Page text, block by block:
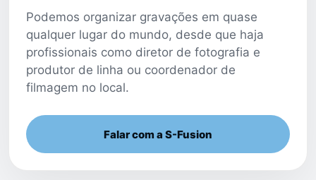
Podemos organizar gravações em quase
qualquer lugar do mundo, desde que haja
profissionais como diretor de fotografia e
produtor de linha ou coordenador de
filmagem no local.
Falar com a S-Fusion